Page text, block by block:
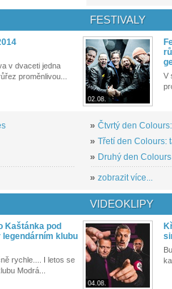
v dvaceti jedna
proměnlivou...
FESTIVALY
02.08.
V
» Čtvrtý den
» Třetí den Colours:
» Druhý den
» zobrazit více...
Kaštánka pod
klubu
rychle.... I letos se
Modrá...
VIDEOKLIPY
04.08.